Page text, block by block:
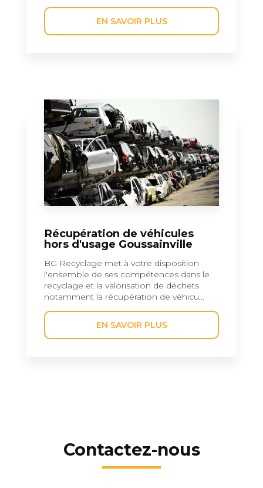
EN SAVOIR PLUS
Récupération de véhicules
hors d'usage Goussainville
BG Recyclage met à votre disposition
l'ensemble de ses compétences dans le
recyclage et la valorisation de déchets
notamment la récupération de véhicu...
EN SAVOIR PLUS
Contactez-nous